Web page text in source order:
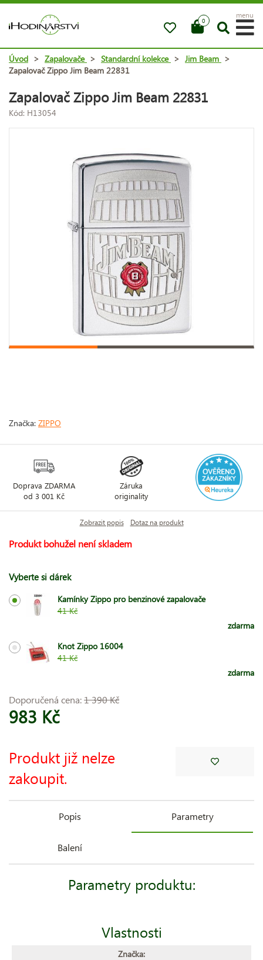
0
menu
Úvod > Zapalovače > Standardní kolekce > Jim Beam >
Zapalovač Zippo Jim Beam 22831
Zapalovač Zippo Jim Beam 22831
Kód: H13054
Značka: ZIPPO
Doprava ZDARMA
od 3 001 Kč
Záruka
originality
Zobrazit popis Dotaz na produkt
Produkt bohužel není skladem
Vyberte si dárek
Kamínky Zippo pro benzinové zapalovače
41 Kč
zdarma
Knot Zippo 16004
41 Kč
zdarma
Doporučená cena:1 390 Kč
983 Kč
Produkt již nelze
zakoupit.
Popis Parametry
Balení
Parametry produktu:
Vlastnosti
Značka: